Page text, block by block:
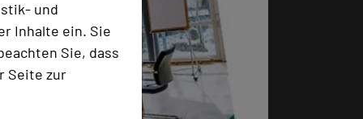
und
Inhalte ein. Sie
Sie, dass
Seite zur